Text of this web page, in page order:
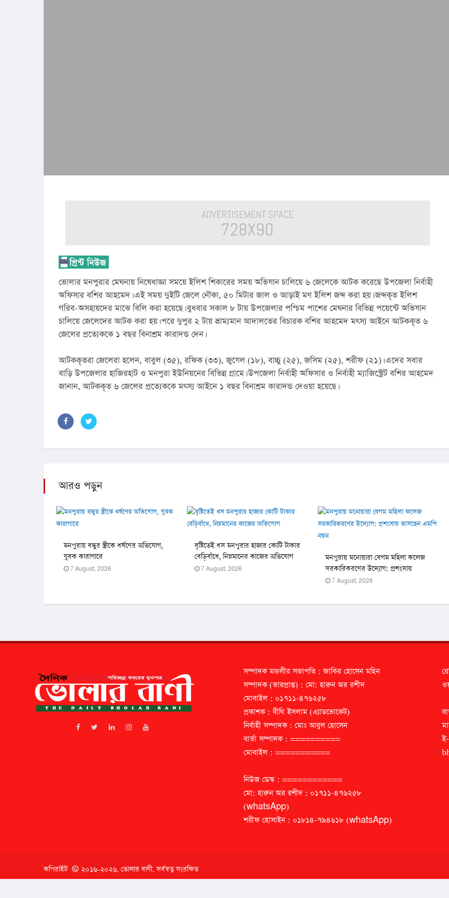
ভোলার মনপুরার মেঘনায় নিষেধাজ্ঞা সময়ে ইলিশ শিকারের সময় অভিযান চালিয়ে ৬ জেলেকে আটক করেছে উপজেলা নির্বাহী
অফিসার বশির আহমেদ। এই সময় দুইটি জেলে নৌকা, ৫০ মিটার জাল ও আড়াই মণ ইলিশ জব্দ করা হয়। জব্দকৃত ইলিশ
গরিব-অসহায়দের মাঝে বিলি করা হয়েছে। বুধবার সকাল ৮ টায় উপজেলার পশ্চিম পাশের মেঘনার বিভিন্ন পয়েন্টে অভিযান
চালিয়ে জেলেদের আটক করা হয়। পরে দুপুর ২ টায় ভ্রাম্যমান আদালতের বিচারক বশির আহমেদ মৎস্য আইনে আটককৃত ৬
জেলের প্রত্যেককে ১ বছর বিনাশ্রম কারাদন্ড দেন।
আটককৃতরা জেলেরা হলেন, বাবুল (৩৫), রফিক (৩৩), জুযেল (১৮), বাচ্চু (২৫), জসিম (২৫), শরীফ (২১)। এদের সবার
বাড়ি উপজেলার হাজিরহাট ও মনপুরা ইউনিয়নের বিভিন্ন গ্রামে। উপজেলা নির্বাহী অফিসার ও নির্বাহী ম্যাজিস্ট্রেট বশির আহমেদ
জানান, আটককৃত ৬ জেলের প্রত্যেককে মৎস্য আইনে ১ বছর বিনাশ্রম কারাদন্ড দেওয়া হয়েছে।
আরও পড়ুন
মনপুরায় বন্ধুর স্ত্রীকে ধর্ষণের অভিযোগ,
যুবক কারাগারে
7 August, 2026
বৃষ্টিতেই ধস মনপুরার হাজার কোটি টাকার
বেড়িবাঁধে, নিম্নমানের কাজের অভিযোগ
7 August, 2026
মনপুরায় মনোয়ারা বেগম মহিলা কলেজ
সরকারিকরণের উদ্যোগ: প্রশংসায়
ভাসছেন এমপি নয়ন
7 August, 2026
সম্পাদক মন্ডলীর সভাপতি : জাকির হোসেন মহিন
সম্পাদক (ভারপ্রাপ্ত) : মো: হারুন অর রশীদ
মোবাইল : ০১৭১১-৪৭৬২৫৮
প্রকাশক : বীথি ইসলাম (এ্যাডভোকেট)
নির্বাহী সম্পাদক : মোঃ আবুল হোসেন
বার্তা সম্পাদক : ==========
মোবাইল : ===========
নিউজ ডেস্ক : ============
মো: হারুন অর রশীদ : ০১৭১১-৪৭৬২৫৮
(whatsApp)
শরীফ হোসাইন : ০১৮১৪-৭৯৪৬১৮ (whatsApp)
কপিরাইট © ২০১৬-২০২৬. ভোলার বাণী. সর্বস্বত্ব সংরক্ষিত